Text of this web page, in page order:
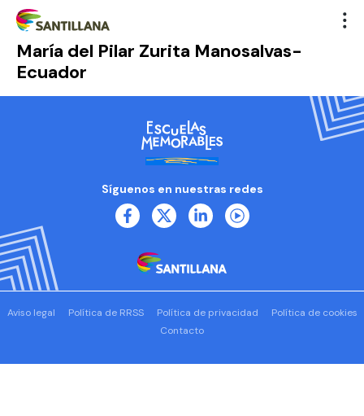
María del Pilar Zurita Manosalvas-
Ecuador
Síguenos en nuestras redes
Aviso legal Política de RRSS Política de privacidad
Política de cookies
Contacto